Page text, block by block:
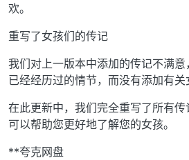
欢。
重写了女孩们的传记
我们对上一版本中添加的传记不满
已经经历过的情节，而没有添加有关
在此更新中，我们完全重写了所有
可以帮助您更好地了解您的女孩。
**夸克网盘